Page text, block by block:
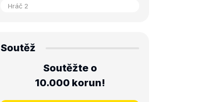
Soutěž
Soutěžte o
10.000 korun!